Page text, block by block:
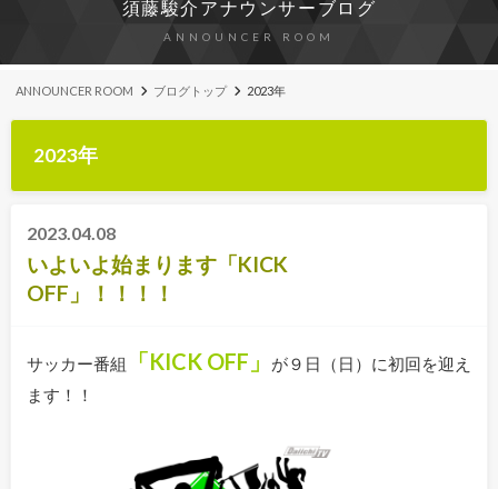
須藤駿介アナウンサーブログ
ANNOUNCER ROOM
ANNOUNCER ROOM ブログトップ 2023年
2023年
2023.04.08
いよいよ始まります「KICK
OFF」！！！！
サッカー番組 「KICK OFF」
が９日（日）に初回を迎え
ます！！